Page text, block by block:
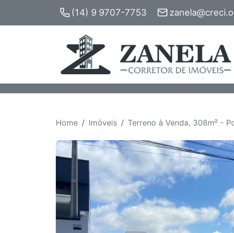
(14) 9 9707-7753
Home Imóveis Terreno à Venda, 308m² -